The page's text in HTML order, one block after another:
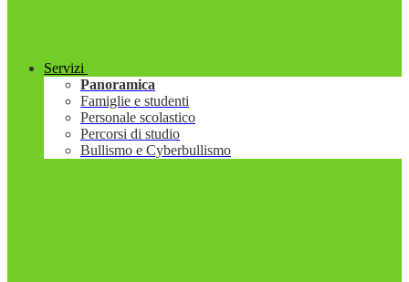
Servizi
Panoramica
Famiglie e studenti
Personale scolastico
Percorsi di studio
Bullismo e Cyberbullismo